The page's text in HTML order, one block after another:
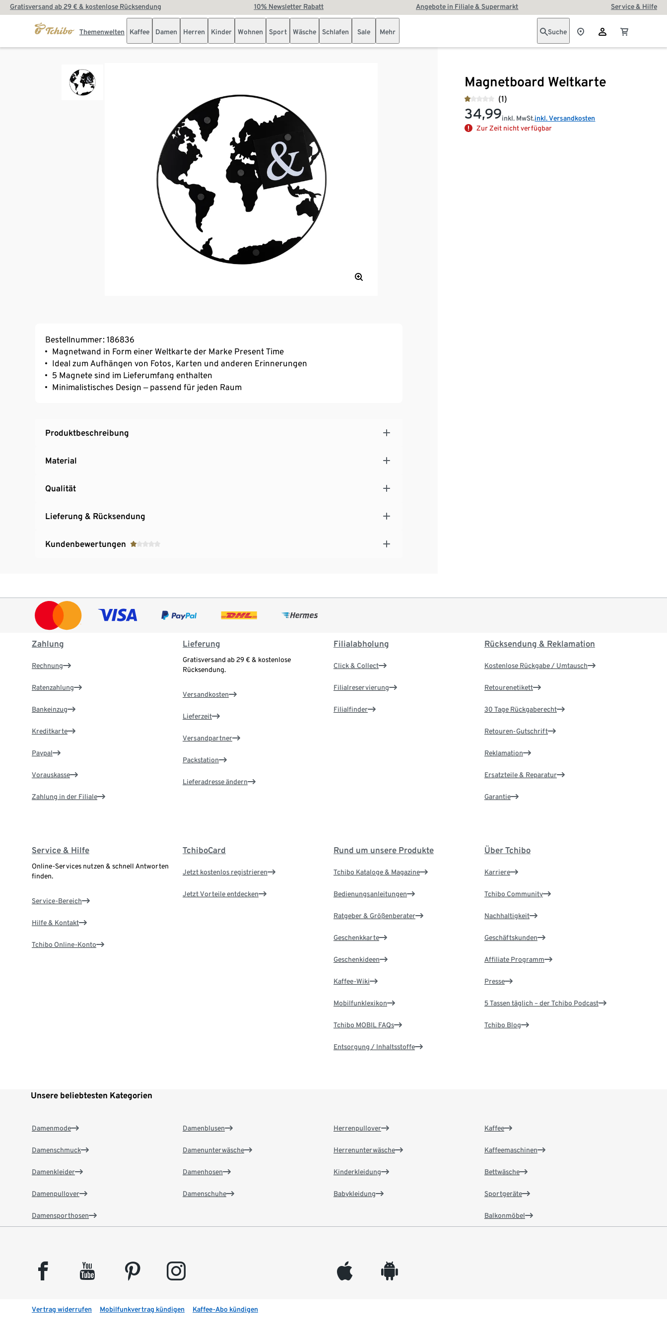
Gratisversand ab 29 € & kostenlose Rücksendung 10% Newsletter Rabatt Angebote in Filiale & Supermarkt Service & Hilfe
Themenwelten Kaffee Damen Herren Kinder Wohnen Sport Wäsche Schlafen Sale Mehr Suche
Magnetboard Weltkarte
(1)
34,99inkl. MwSt.inkl. Versandkosten
Zur Zeit nicht verfügbar
Bestellnummer: 186836
Magnetwand in Form einer Weltkarte der Marke Present Time
Ideal zum Aufhängen von Fotos, Karten und anderen Erinnerungen
5 Magnete sind im Lieferumfang enthalten
Minimalistisches Design ‒ passend für jeden Raum
Produktbeschreibung
Material
Qualität
Lieferung & Rücksendung
Kundenbewertungen
Zahlung
Rechnung
Ratenzahlung
Bankeinzug
Kreditkarte
Paypal
Vorauskasse
Zahlung in der Filiale
Lieferung
Gratisversand ab 29 € & kostenlose
Rücksendung.
Versandkosten
Lieferzeit
Versandpartner
Packstation
Lieferadresse ändern
Filialabholung
Click & Collect
Filialreservierung
Filialfinder
Rücksendung & Reklamation
Kostenlose Rückgabe / Umtausch
Retourenetikett
30 Tage Rückgaberecht
Retouren-Gutschrift
Reklamation
Ersatzteile & Reparatur
Garantie
Service & Hilfe
Online-Services nutzen & schnell Antworten
finden.
Service-Bereich
Hilfe & Kontakt
Tchibo Online-Konto
TchiboCard
Jetzt kostenlos registrieren
Jetzt Vorteile entdecken
Rund um unsere Produkte
Tchibo Kataloge & Magazine
Bedienungsanleitungen
Ratgeber & Größenberater
Geschenkkarte
Geschenkideen
Kaffee-Wiki
Mobilfunklexikon
Tchibo MOBIL FAQs
Entsorgung / Inhaltsstoffe
Über Tchibo
Karriere
Tchibo Community
Nachhaltigkeit
Geschäftskunden
Affiliate Programm
Presse
5 Tassen täglich – der Tchibo Podcast
Tchibo Blog
Unsere beliebtesten Kategorien
Damenmode
Damenschmuck
Damenkleider
Damenpullover
Damensporthosen
Damenblusen
Damenunterwäsche
Damenhosen
Damenschuhe
Herrenpullover
Herrenunterwäsche
Kinderkleidung
Babykleidung
Kaffee
Kaffeemaschinen
Bettwäsche
Sportgeräte
Balkonmöbel
facebook youtube pinterest instagram appleinc android
Vertrag widerrufen Mobilfunkvertrag kündigen Kaffee-Abo kündigen